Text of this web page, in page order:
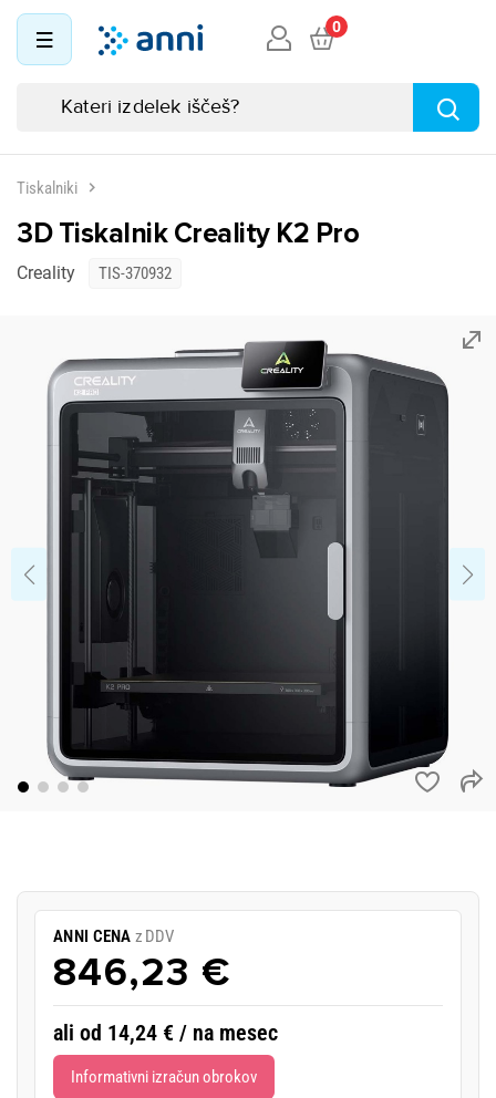
0
Tiskalniki
3D Tiskalnik Creality K2 Pro
Creality TIS-370932
ANNI CENA z DDV
846,23 €
ali od 14,24 € / na mesec
Informativni izračun obrokov